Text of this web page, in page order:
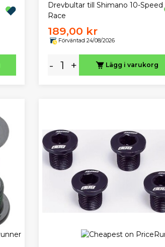
Drevbultar till Shimano 10-Speed
Race
189,00 kr
Förväntad 24/08/2026
- + Lägg i varukorg